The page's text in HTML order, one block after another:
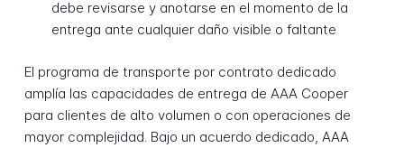
debe revisarse y anotarse en el momento de la
entrega ante cualquier daño visible o faltante
El programa de transporte por contrato dedicado
amplía las capacidades de entrega de AAA Cooper
para clientes de alto volumen o con operaciones de
mayor complejidad. Bajo un acuerdo dedicado, AAA